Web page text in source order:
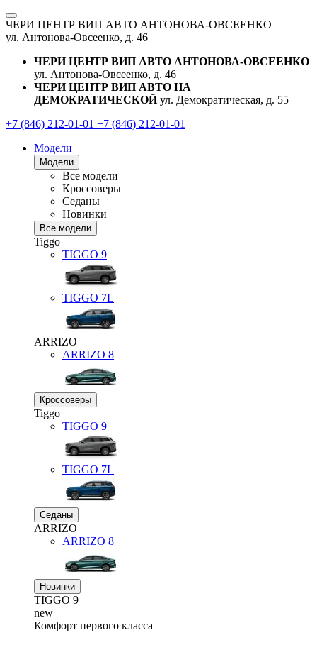
ЧЕРИ ЦЕНТР ВИП АВТО АНТОНОВА-ОВСЕЕНКО
ул. Антонова-Овсеенко, д. 46
ЧЕРИ ЦЕНТР ВИП АВТО АНТОНОВА-ОВСЕЕНКО
ул. Антонова-Овсеенко, д. 46
ЧЕРИ ЦЕНТР ВИП АВТО НА
ДЕМОКРАТИЧЕСКОЙ ул. Демократическая, д. 55
+7 (846) 212-01-01 +7 (846) 212-01-01
Модели
Модели
Все модели
Кроссоверы
Седаны
Новинки
Все модели
Tiggo
TIGGO 9
TIGGO 7L
ARRIZO
ARRIZO 8
Кроссоверы
Tiggo
TIGGO 9
TIGGO 7L
Седаны
ARRIZO
ARRIZO 8
Новинки
TIGGO 9
new
Комфорт первого класса